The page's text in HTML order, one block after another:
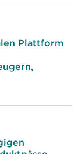
Plattform